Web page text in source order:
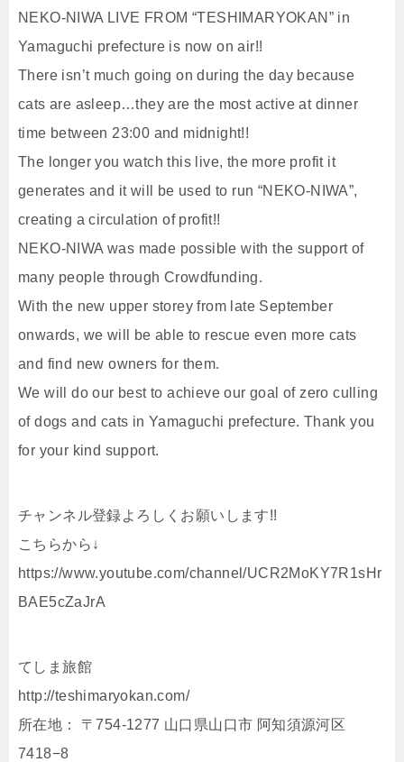
NEKO-NIWA LIVE FROM “TESHIMARYOKAN” in
Yamaguchi prefecture is now on air!!
There isn’t much going on during the day because
cats are asleep…they are the most active at dinner
time between 23:00 and midnight!!
The longer you watch this live, the more profit it
generates and it will be used to run “NEKO-NIWA”,
creating a circulation of profit!!
NEKO-NIWA was made possible with the support of
many people through Crowdfunding.
With the new upper storey from late September
onwards, we will be able to rescue even more cats
and find new owners for them.
We will do our best to achieve our goal of zero culling
of dogs and cats in Yamaguchi prefecture. Thank you
for your kind support.
チャンネル登録よろしくお願いします!!
こちらから↓
https://www.youtube.com/channel/UCR2MoKY7R1sHr
BAE5cZaJrA
てしま旅館
http://teshimaryokan.com/
所在地： 〒754-1277 山口県山口市 阿知須源河区
7418−8